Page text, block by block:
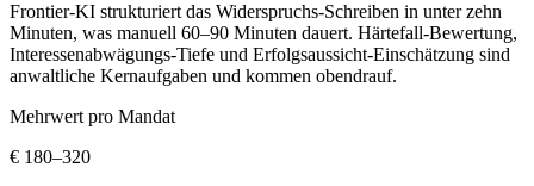
Frontier-KI strukturiert das Widerspruchs-Schreiben in unter zehn
Minuten, was manuell 60–90 Minuten dauert. Härtefall-Bewertung,
Interessenabwägungs-Tiefe und Erfolgsaussicht-Einschätzung sind
anwaltliche Kernaufgaben und kommen obendrauf.
Mehrwert pro Mandat
€ 180–320